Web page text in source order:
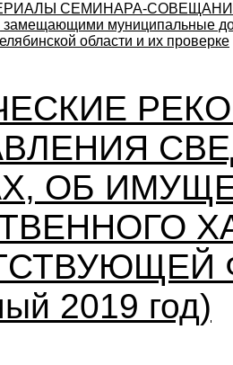
СЕМИНАРА-СОВЕЩАНИЯ c
замещающими муниципальные
области и их проверке
ОБ
2019 год)